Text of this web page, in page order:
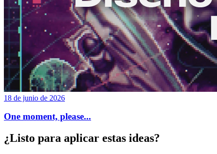
18 de junio de 2026
One moment, please...
¿Listo para aplicar estas ideas?